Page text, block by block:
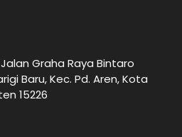
Graha Raya Bintaro
Baru, Kec. Pd. Aren, Kota
15226